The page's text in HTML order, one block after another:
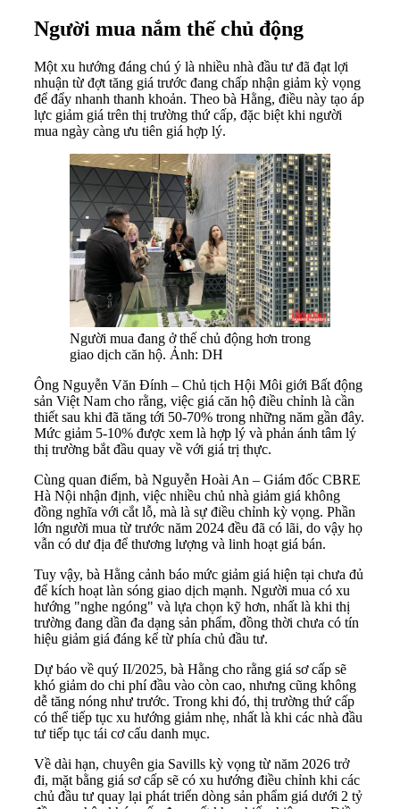
Người mua nắm thế chủ động
Một xu hướng đáng chú ý là nhiều nhà đầu tư đã đạt lợi
nhuận từ đợt tăng giá trước đang chấp nhận giảm kỳ vọng
để đẩy nhanh thanh khoản. Theo bà Hằng, điều này tạo áp
lực giảm giá trên thị trường thứ cấp, đặc biệt khi người
mua ngày càng ưu tiên giá hợp lý.
Người mua đang ở thế chủ động hơn trong
giao dịch căn hộ. Ảnh: DH
Ông Nguyễn Văn Đính – Chủ tịch Hội Môi giới Bất động
sản Việt Nam cho rằng, việc giá căn hộ điều chỉnh là cần
thiết sau khi đã tăng tới 50-70% trong những năm gần đây.
Mức giảm 5-10% được xem là hợp lý và phản ánh tâm lý
thị trường bắt đầu quay về với giá trị thực.
Cùng quan điểm, bà Nguyễn Hoài An – Giám đốc CBRE
Hà Nội nhận định, việc nhiều chủ nhà giảm giá không
đồng nghĩa với cắt lỗ, mà là sự điều chỉnh kỳ vọng. Phần
lớn người mua từ trước năm 2024 đều đã có lãi, do vậy họ
vẫn có dư địa để thương lượng và linh hoạt giá bán.
Tuy vậy, bà Hằng cảnh báo mức giảm giá hiện tại chưa đủ
để kích hoạt làn sóng giao dịch mạnh. Người mua có xu
hướng "nghe ngóng" và lựa chọn kỹ hơn, nhất là khi thị
trường đang dần đa dạng sản phẩm, đồng thời chưa có tín
hiệu giảm giá đáng kể từ phía chủ đầu tư.
Dự báo về quý II/2025, bà Hằng cho rằng giá sơ cấp sẽ
khó giảm do chi phí đầu vào còn cao, nhưng cũng không
dễ tăng nóng như trước. Trong khi đó, thị trường thứ cấp
có thể tiếp tục xu hướng giảm nhẹ, nhất là khi các nhà đầu
tư tiếp tục tái cơ cấu danh mục.
Về dài hạn, chuyên gia Savills kỳ vọng từ năm 2026 trở
đi, mặt bằng giá sơ cấp sẽ có xu hướng điều chỉnh khi các
chủ đầu tư quay lại phát triển dòng sản phẩm giá dưới 2 tỷ